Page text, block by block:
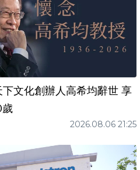
下文化創辦人高希均辭世 享
2026.08.06 21:25